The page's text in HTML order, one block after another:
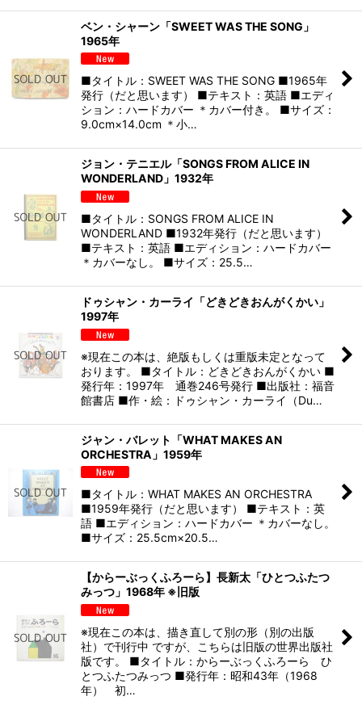
ベン・シャーン「SWEET WAS THE SONG」
1965年
■タイトル：SWEET WAS THE SONG ■1965年
発行（だと思います） ■テキスト：英語 ■エディ
ション：ハードカバー ＊カバー付き。 ■サイズ：
9.0cm×14.0cm ＊小…
ジョン・テニエル「SONGS FROM ALICE IN
WONDERLAND」1932年
■タイトル：SONGS FROM ALICE IN
WONDERLAND ■1932年発行（だと思います）
■テキスト：英語 ■エディション：ハードカバー
＊カバーなし。 ■サイズ：25.5…
ドゥシャン・カーライ「どきどきおんがくかい」
1997年
※現在この本は、絶版もしくは重版未定となって
おります。 ■タイトル：どきどきおんがくかい ■
発行年：1997年 通巻246号発行 ■出版社：福音
館書店 ■作・絵：ドゥシャン・カーライ（Du…
ジャン・バレット「WHAT MAKES AN
ORCHESTRA」1959年
■タイトル：WHAT MAKES AN ORCHESTRA
■1959年発行（だと思います） ■テキスト：英
語 ■エディション：ハードカバー ＊カバーなし。
■サイズ：25.5cm×20.5…
【からーぶっくふろーら】長新太「ひとつふたつ
みっつ」1968年 ※旧版
※現在この本は、描き直して別の形（別の出版
社）で刊行中 ですが、こちらは旧版の世界出版社
版です。 ■タイトル：からーぶっくふろーら ひ
とつふたつみっつ ■発行年：昭和43年（1968
年） 初…